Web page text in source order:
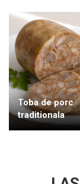
Toba de porc
traditionala